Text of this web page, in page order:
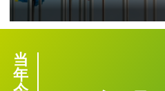
当
年